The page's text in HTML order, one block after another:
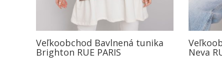
Veľkoobchod Bavlnená tunika
Brighton RUE PARIS Neva